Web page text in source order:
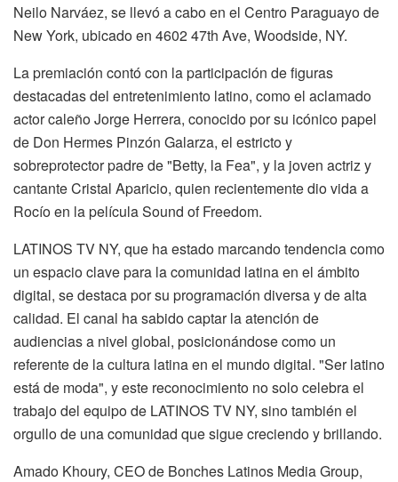
Neilo Narváez, se llevó a cabo en el Centro Paraguayo de
New York, ubicado en 4602 47th Ave, Woodside, NY.
La premiación contó con la participación de figuras
destacadas del entretenimiento latino, como el aclamado
actor caleño Jorge Herrera, conocido por su icónico papel
de Don Hermes Pinzón Galarza, el estricto y
sobreprotector padre de "Betty, la Fea", y la joven actriz y
cantante Cristal Aparicio, quien recientemente dio vida a
Rocío en la película Sound of Freedom.
LATINOS TV NY, que ha estado marcando tendencia como
un espacio clave para la comunidad latina en el ámbito
digital, se destaca por su programación diversa y de alta
calidad. El canal ha sabido captar la atención de
audiencias a nivel global, posicionándose como un
referente de la cultura latina en el mundo digital. "Ser latino
está de moda", y este reconocimiento no solo celebra el
trabajo del equipo de LATINOS TV NY, sino también el
orgullo de una comunidad que sigue creciendo y brillando.
Amado Khoury, CEO de Bonches Latinos Media Group,